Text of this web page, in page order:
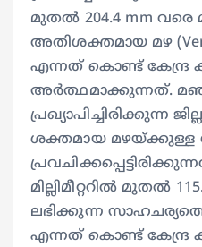
മുതൽ 204.4 mm വരെ
അതിശക്തമായ മഴ (Very
എന്നത് കൊണ്ട് കേന്ദ്ര
അർത്ഥമാക്കുന്നത്.
പ്രഖ്യാപിച്ചിരിക്കുന്ന
ശക്തമായ മഴയ്ക്കുള്ള
മില്ലിമീറ്ററിൽ മുതൽ
ലഭിക്കുന്ന
എന്നത് കൊണ്ട് കേന്ദ്ര